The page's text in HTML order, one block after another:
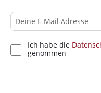
Ich habe die
genommen